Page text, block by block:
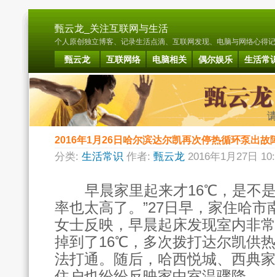
甄云龙_关注互联网与生活
个人原创独立博客、记录生活点滴、互联网发现、电脑与网络心得
甄云龙 互联网络 电脑相关 偶尔娱乐 生活常
2016年1月26日哈尔滨达尔凯再次停热循环泵出故
分类: 生活常识 作者: 甄云龙 2016年1月27日
早晨家里起来才16℃，是不是
率也太高了。”27日早，家住哈市
女士反映，早晨起床发现室内非
掉到了16℃，多次拨打达尔凯供
法打通。随后，哈西悦城、西典